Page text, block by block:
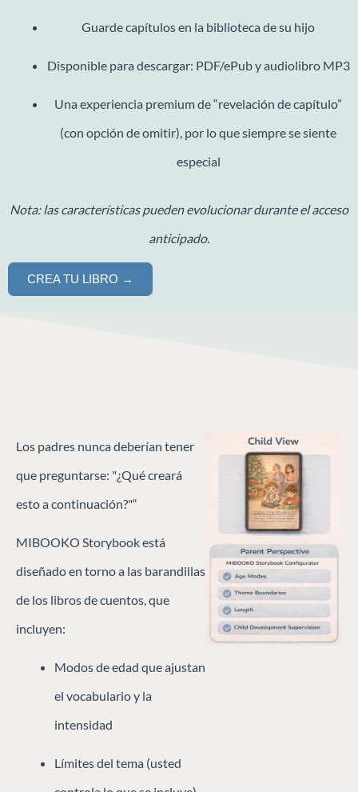
Guarde capítulos en la biblioteca de su hijo
Disponible para descargar: PDF/ePub y audiolibro MP3
Una experiencia premium de “revelación de capítulo”
(con opción de omitir), por lo que siempre se siente
especial
Nota: las características pueden evolucionar durante el acceso
anticipado.
CREA TU LIBRO →
Los padres nunca deberían tener
que preguntarse: "¿Qué creará
esto a continuación?"“
MIBOOKO Storybook está
diseñado en torno a las barandillas
de los libros de cuentos, que
incluyen:
Modos de edad que ajustan
el vocabulario y la
intensidad
Límites del tema (usted